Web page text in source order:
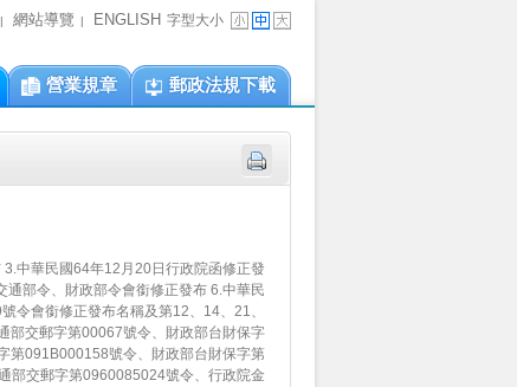
| 網站導覽 | ENGLISH 字型大小
營業規章 郵政法規下載
中華民國64年12月20日行政院函修正發
部令、財政部令會銜修正發布 6.中華民
令會銜修正發布名稱及第12、14、21、
部交郵字第00067號令、財政部台財保字
第091B000158號令、財政部台財保字第
部交郵字第0960085024號令、行政院金